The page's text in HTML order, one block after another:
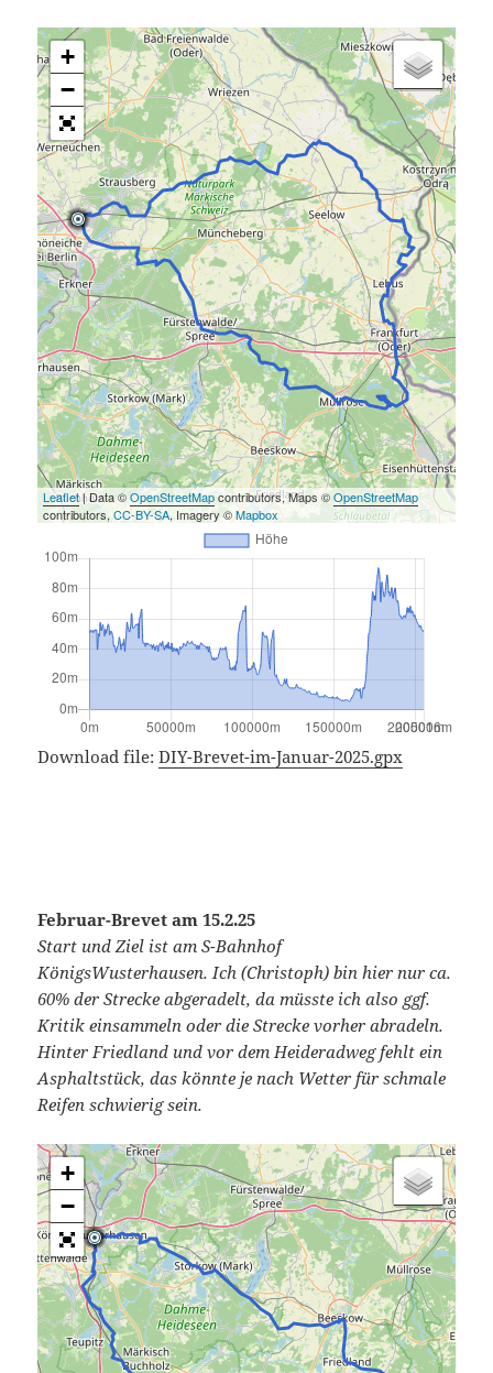
+
−
Leaflet| Data ©OpenStreetMapcontributors, Maps ©OpenStreetMap
contributors,CC-BY-SA, Imagery ©Mapbox
Download file:DIY-Brevet-im-Januar-2025.gpx
Februar-Brevet am 15.2.25
Start und Ziel ist am S-Bahnhof
KönigsWusterhausen. Ich (Christoph) bin hier nur ca.
60% der Strecke abgeradelt, da müsste ich also ggf.
Kritik einsammeln oder die Strecke vorher abradeln.
Hinter Friedland und vor dem Heideradweg fehlt ein
Asphaltstück, das könnte je nach Wetter für schmale
Reifen schwierig sein.
+
−